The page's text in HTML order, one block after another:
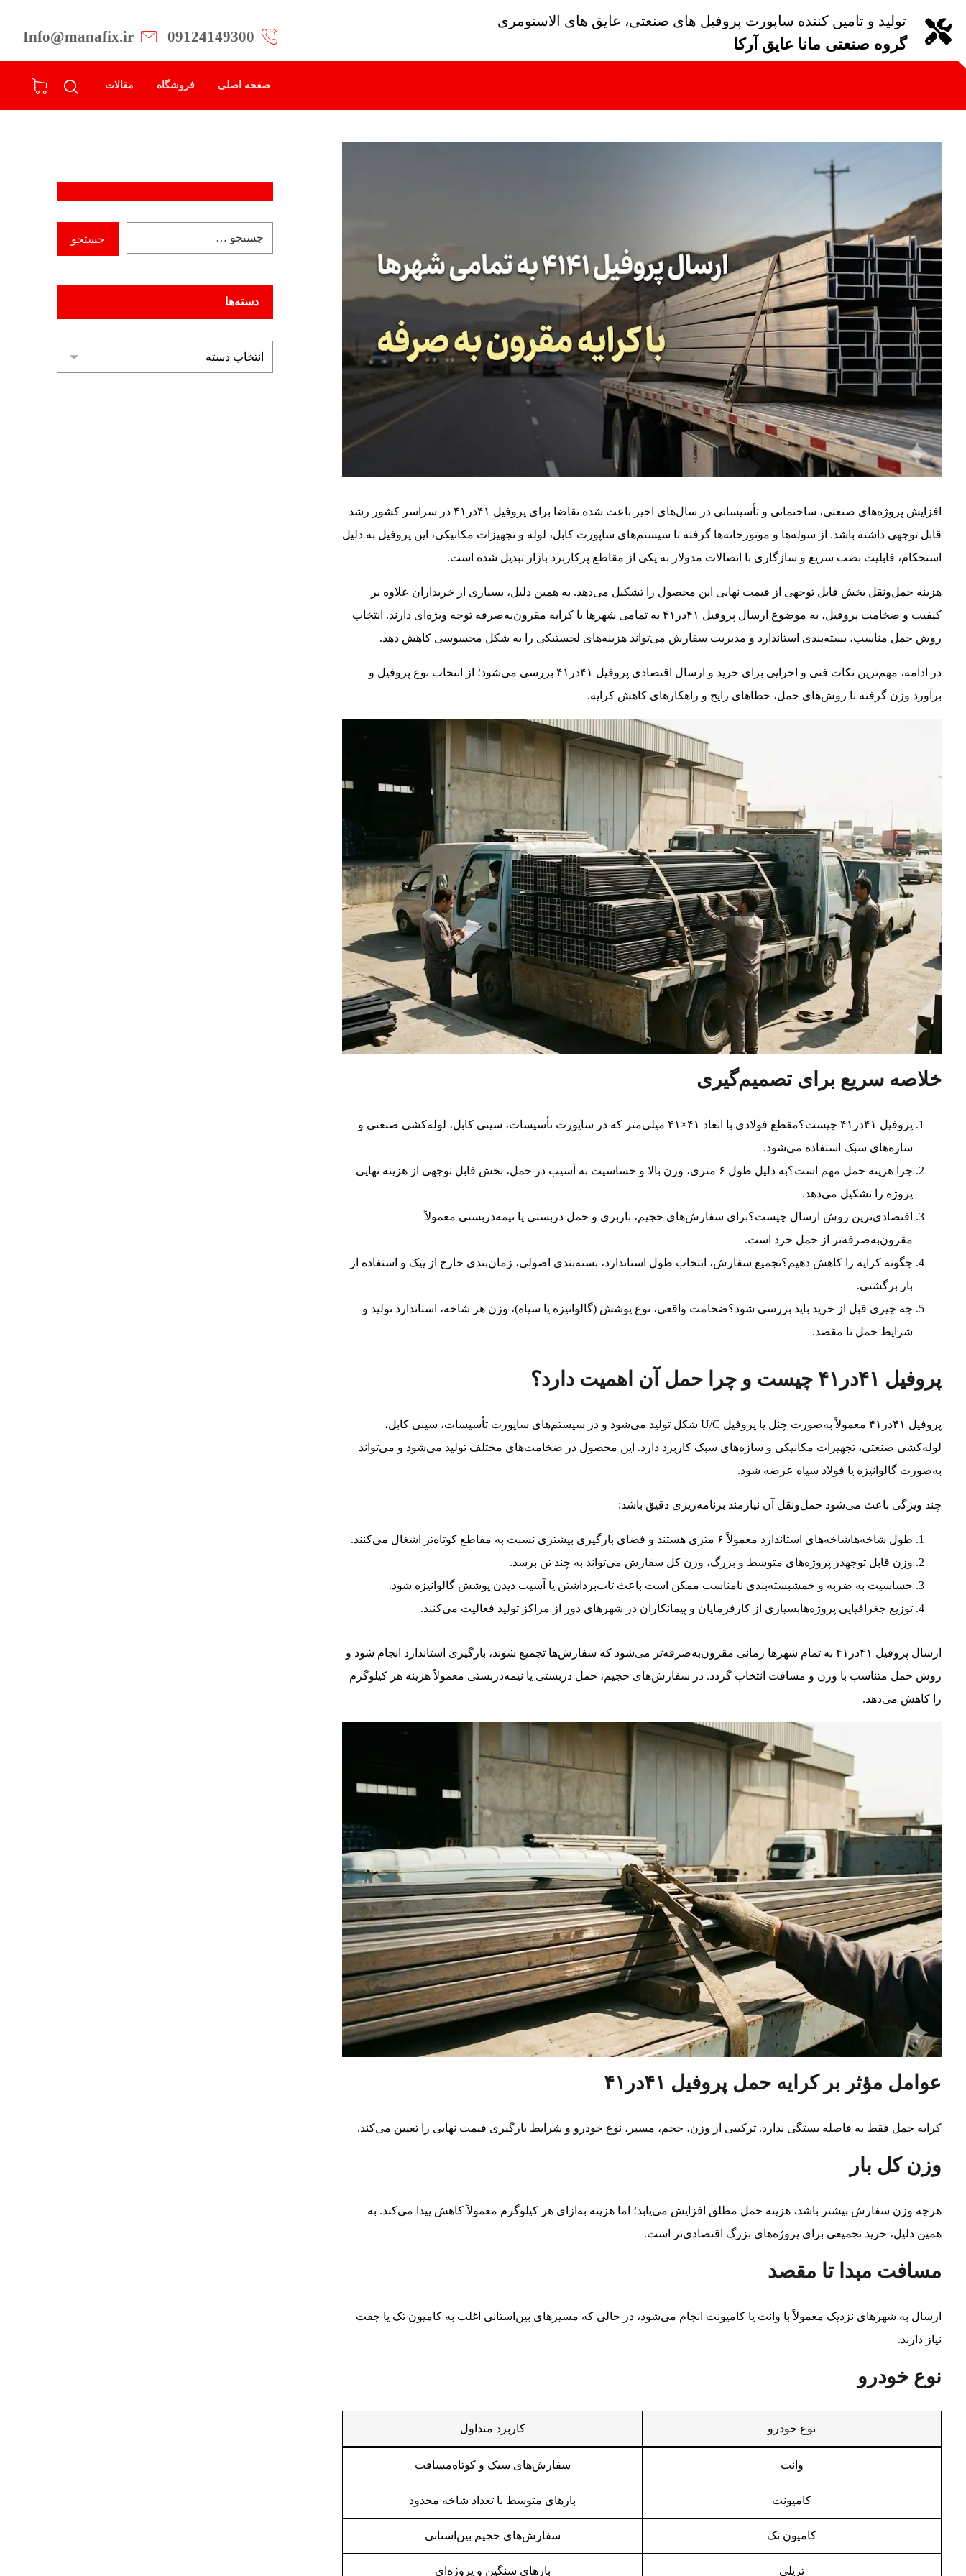
تولید و تامین کننده ساپورت پروفیل های صنعتی، عایق های الاستومری
گروه صنعتی مانا عایق آرکا Info@manafix.ir 09124149300
صفحه اصلی فروشگاه مقالات
افزایش پروژه‌های صنعتی، ساختمانی و تأسیساتی در سال‌های اخیر باعث شده تقاضا برای پروفیل ۴۱در۴۱ در سراسر کشور رشد
قابل توجهی داشته باشد. از سوله‌ها و موتورخانه‌ها گرفته تا سیستم‌های ساپورت کابل، لوله و تجهیزات مکانیکی، این پروفیل به دلیل
استحکام، قابلیت نصب سریع و سازگاری با اتصالات مدولار به یکی از مقاطع پرکاربرد بازار تبدیل شده است.
هزینه حمل‌ونقل بخش قابل توجهی از قیمت نهایی این محصول را تشکیل می‌دهد. به همین دلیل، بسیاری از خریداران علاوه بر
کیفیت و ضخامت پروفیل، به موضوع ارسال پروفیل ۴۱در۴۱ به تمامی شهرها با کرایه مقرون‌به‌صرفه توجه ویژه‌ای دارند. انتخاب
روش حمل مناسب، بسته‌بندی استاندارد و مدیریت سفارش می‌تواند هزینه‌های لجستیکی را به شکل محسوسی کاهش دهد.
در ادامه، مهم‌ترین نکات فنی و اجرایی برای خرید و ارسال اقتصادی پروفیل ۴۱در۴۱ بررسی می‌شود؛ از انتخاب نوع پروفیل و
برآورد وزن گرفته تا روش‌های حمل، خطاهای رایج و راهکارهای کاهش کرایه.
خلاصه سریع برای تصمیم‌گیری
پروفیل ۴۱در۴۱ چیست؟مقطع فولادی با ابعاد ۴۱×۴۱ میلی‌متر که در ساپورت تأسیسات، سینی کابل، لوله‌کشی صنعتی و
سازه‌های سبک استفاده می‌شود.
چرا هزینه حمل مهم است؟به دلیل طول ۶ متری، وزن بالا و حساسیت به آسیب در حمل، بخش قابل توجهی از هزینه نهایی
پروژه را تشکیل می‌دهد.
اقتصادی‌ترین روش ارسال چیست؟برای سفارش‌های حجیم، باربری و حمل دربستی یا نیمه‌دربستی معمولاً
مقرون‌به‌صرفه‌تر از حمل خرد است.
چگونه کرایه را کاهش دهیم؟تجمیع سفارش، انتخاب طول استاندارد، بسته‌بندی اصولی، زمان‌بندی خارج از پیک و استفاده از
بار برگشتی.
چه چیزی قبل از خرید باید بررسی شود؟ضخامت واقعی، نوع پوشش (گالوانیزه یا سیاه)، وزن هر شاخه، استاندارد تولید و
شرایط حمل تا مقصد.
پروفیل ۴۱در۴۱ چیست و چرا حمل آن اهمیت دارد؟
پروفیل ۴۱در۴۱ معمولاً به‌صورت چنل یا پروفیل U/C شکل تولید می‌شود و در سیستم‌های ساپورت تأسیسات، سینی کابل،
لوله‌کشی صنعتی، تجهیزات مکانیکی و سازه‌های سبک کاربرد دارد. این محصول در ضخامت‌های مختلف تولید می‌شود و می‌تواند
به‌صورت گالوانیزه یا فولاد سیاه عرضه شود.
چند ویژگی باعث می‌شود حمل‌ونقل آن نیازمند برنامه‌ریزی دقیق باشد:
طول شاخه‌هاشاخه‌های استاندارد معمولاً ۶ متری هستند و فضای بارگیری بیشتری نسبت به مقاطع کوتاه‌تر اشغال می‌کنند.
وزن قابل توجهدر پروژه‌های متوسط و بزرگ، وزن کل سفارش می‌تواند به چند تن برسد.
حساسیت به ضربه و خمشبسته‌بندی نامناسب ممکن است باعث تاب‌برداشتن یا آسیب دیدن پوشش گالوانیزه شود.
توزیع جغرافیایی پروژه‌هابسیاری از کارفرمایان و پیمانکاران در شهرهای دور از مراکز تولید فعالیت می‌کنند.
ارسال پروفیل ۴۱در۴۱ به تمام شهرها زمانی مقرون‌به‌صرفه‌تر می‌شود که سفارش‌ها تجمیع شوند، بارگیری استاندارد انجام شود و
روش حمل متناسب با وزن و مسافت انتخاب گردد. در سفارش‌های حجیم، حمل دربستی یا نیمه‌دربستی معمولاً هزینه هر کیلوگرم
را کاهش می‌دهد.
عوامل مؤثر بر کرایه حمل پروفیل ۴۱در۴۱
کرایه حمل فقط به فاصله بستگی ندارد. ترکیبی از وزن، حجم، مسیر، نوع خودرو و شرایط بارگیری قیمت نهایی را تعیین می‌کند.
وزن کل بار
هرچه وزن سفارش بیشتر باشد، هزینه حمل مطلق افزایش می‌یابد؛ اما هزینه به‌ازای هر کیلوگرم معمولاً کاهش پیدا می‌کند. به
همین دلیل، خرید تجمیعی برای پروژه‌های بزرگ اقتصادی‌تر است.
مسافت مبدا تا مقصد
ارسال به شهرهای نزدیک معمولاً با وانت یا کامیونت انجام می‌شود، در حالی که مسیرهای بین‌استانی اغلب به کامیون تک یا جفت
نیاز دارند.
نوع خودرو
نوع خودرو کاربرد متداول
وانت سفارش‌های سبک و کوتاه‌مسافت
کامیونت بارهای متوسط با تعداد شاخه محدود
کامیون تک سفارش‌های حجیم بین‌استانی
تریلی بارهای سنگین و پروژه‌ای
دسته‌ها